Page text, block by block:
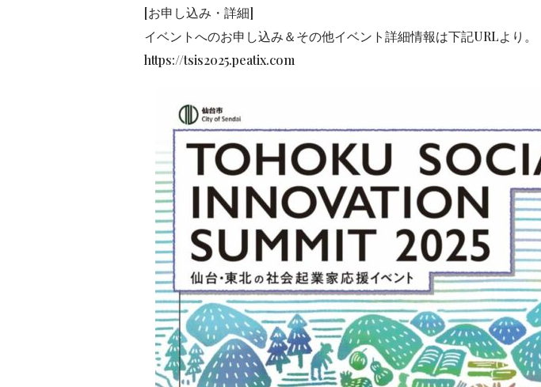
[お申し込み・詳細]
イベントへのお申し込み＆その他イベント詳細情報は下記URLより。
https://tsis2025.peatix.com